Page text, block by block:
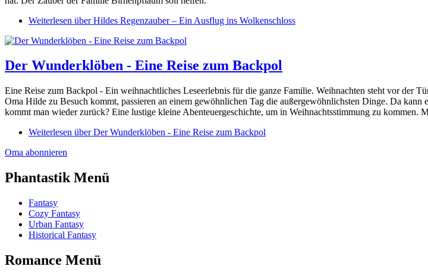
Weiterlesen über Hildes Regenzauber – Ein Ausflug ins Wolkenschloss
Der Wunderklöben - Eine Reise zum Backpol
Eine Reise zum Backpol - Ein weihnachtliches Leseerlebnis für die ganze Familie. Weihnachten steht vor der
Oma Hilde zu Besuch kommt, passieren an einem gewöhnlichen Tag die außergewöhnlichsten Dinge. Da
kommt man wieder zurück? Eine lustige kleine Abenteuergeschichte, um in Weihnachtsstimmung zu kommen.
Weiterlesen über Der Wunderklöben - Eine Reise zum Backpol
Oma abonnieren
Phantastik Menü
Fantasy
Cozy Fantasy
Urban Fantasy
Historical Fantasy
Romance Menü